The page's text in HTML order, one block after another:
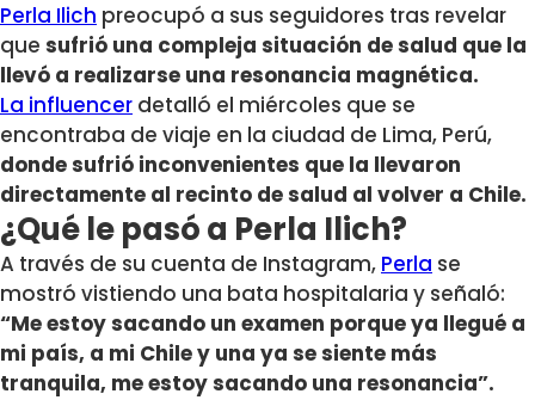
Perla Ilich preocupó a sus seguidores tras revelar
que sufrió una compleja situación de salud que la
llevó a realizarse una resonancia magnética.
La influencer detalló el miércoles que se
encontraba de viaje en la ciudad de Lima, Perú,
donde sufrió inconvenientes que la llevaron
directamente al recinto de salud al volver a Chile.
¿Qué le pasó a Perla Ilich?
A través de su cuenta de Instagram, Perla se
mostró vistiendo una bata hospitalaria y señaló:
“Me estoy sacando un examen porque ya llegué a
mi país, a mi Chile y una ya se siente más
tranquila, me estoy sacando una resonancia”.